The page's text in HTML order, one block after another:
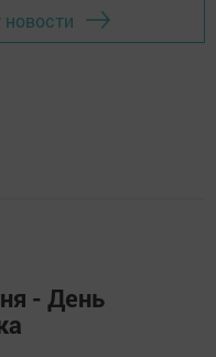
новости
- День